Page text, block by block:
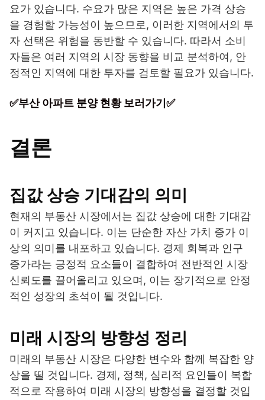
요가 있습니다. 수요가 많은 지역은 높은 가격 상승
을 경험할 가능성이 높으므로, 이러한 지역에서의 투
자 선택은 위험을 동반할 수 있습니다. 따라서 소비
자들은 여러 지역의 시장 동향을 비교 분석하여, 안
정적인 지역에 대한 투자를 검토할 필요가 있습니다.
✅부산 아파트 분양 현황 보러가기✅
결론
집값 상승 기대감의 의미
현재의 부동산 시장에서는 집값 상승에 대한 기대감
이 커지고 있습니다. 이는 단순한 자산 가치 증가 이
상의 의미를 내포하고 있습니다. 경제 회복과 인구
증가라는 긍정적 요소들이 결합하여 전반적인 시장
신뢰도를 끌어올리고 있으며, 이는 장기적으로 안정
적인 성장의 초석이 될 것입니다.
미래 시장의 방향성 정리
미래의 부동산 시장은 다양한 변수와 함께 복잡한 양
상을 띨 것입니다. 경제, 정책, 심리적 요인들이 복합
적으로 작용하여 미래 시장의 방향성을 결정할 것입